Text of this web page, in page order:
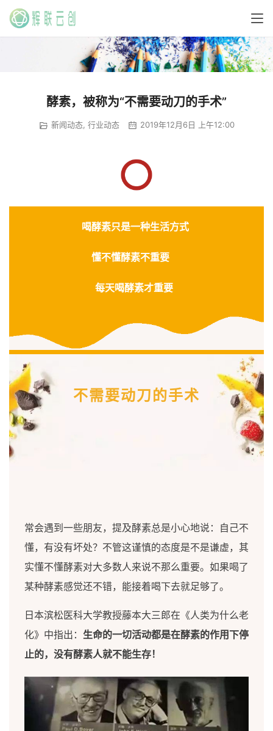
酵素，被称为“不需要动刀的手术”
新闻动态, 行业动态 2019年12月6日 上午12:00
喝酵素只是一种生活方式
懂不懂酵素不重要
每天喝酵素才重要
不需要动刀的手术
常会遇到一些朋友，提及酵素总是小心地说：自己不
懂，有没有坏处？不管这谨慎的态度是不是谦虚，其
实懂不懂酵素对大多数人来说不那么重要。如果喝了
某种酵素感觉还不错，能接着喝下去就足够了。
日本滨松医科大学教授藤本大三郎在《人类为什么老
化》中指出： 生命的一切活动都是在酵素的作用下停
止的，没有酵素人就不能生存！